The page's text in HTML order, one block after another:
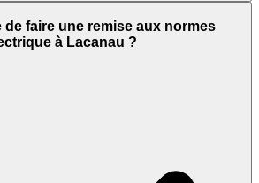
de faire une remise aux normes
à Lacanau ?